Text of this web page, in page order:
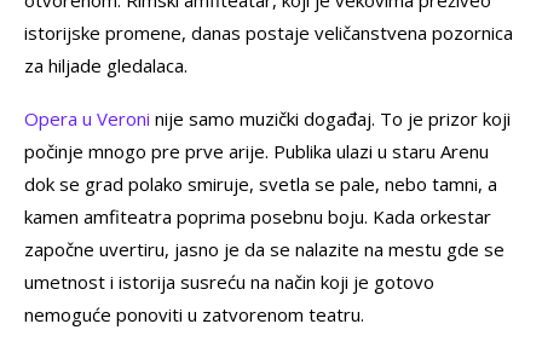
istorijske promene, danas postaje veličanstvena pozornica
za hiljade gledalaca.
Opera u Veroni nije samo muzički događaj. To je prizor koji
počinje mnogo pre prve arije. Publika ulazi u staru Arenu
dok se grad polako smiruje, svetla se pale, nebo tamni, a
kamen amfiteatra poprima posebnu boju. Kada orkestar
započne uvertiru, jasno je da se nalazite na mestu gde se
umetnost i istorija susreću na način koji je gotovo
nemoguće ponoviti u zatvorenom teatru.